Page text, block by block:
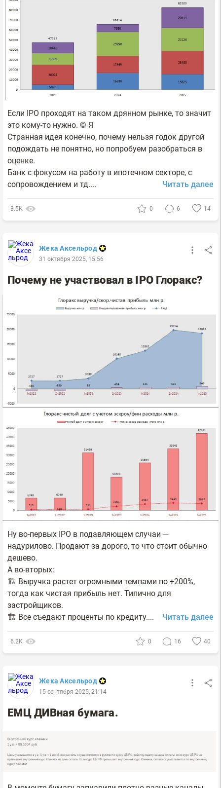
Если IPO проходят на таком дрянном рынке, то значит
это кому-то нужно. © Я
Странная идея конечно, почему нельзя годок другой
подождать не понятно, но попробуем разобраться в
оценке.
Банк с фокусом на работу в ипотечном секторе, с
сопровождением и тд....
Читать далее
3.5К 0 6 14
Жека Аксельрод
31 октября 2025, 15:56
Почему не участвовал в IPO Глоракс?
Ну во-первых IPO в подавляющем случаи —
надурилово. Продают за дорого, то что стоит обычно
дешево.
А во-вторых:
🏗 Выручка растет огромными темпами по +200%,
тогда как чистая прибыль нет. Типично для
застройщиков.
🏗 Все съедают проценты по кредиту....
Читать далее
6.2К 0 16 40
Жека Аксельрод
15 сентября 2025, 21:14
ЕМЦ ДИВная бумага.